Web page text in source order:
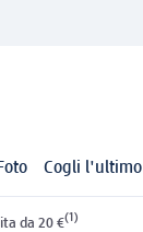
Cogli l'ultimo
da 20 €(1)